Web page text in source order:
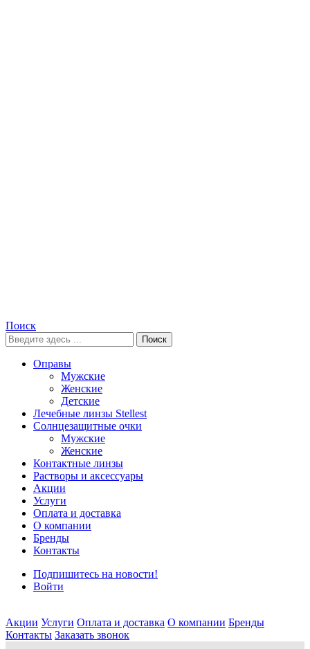
Поиск
Поиск
Оправы
Мужские
Женские
Детские
Лечебные линзы Stellest
Солнцезащитные очки
Мужские
Женские
Контактные линзы
Растворы и аксессуары
Акции
Услуги
Оплата и доставка
О компании
Бренды
Контакты
Подпишитесь на новости!
Войти
Акции Услуги Оплата и доставка О компании Бренды
Контакты Заказать звонок